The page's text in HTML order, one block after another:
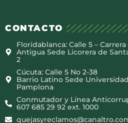
CONTACTO
Floridablanca: Calle 5 – Carrera
Antigua Sede Licorera de
2
Cúcuta: Calle 5 No 2-38
Barrio Latino Sede
Pamplona
Conmutador y Línea
607 685 29 92 ext. 1000